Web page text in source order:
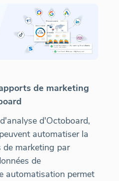
de marketing
d'Octoboard,
automatiser la
marketing par
de
automatisation permet